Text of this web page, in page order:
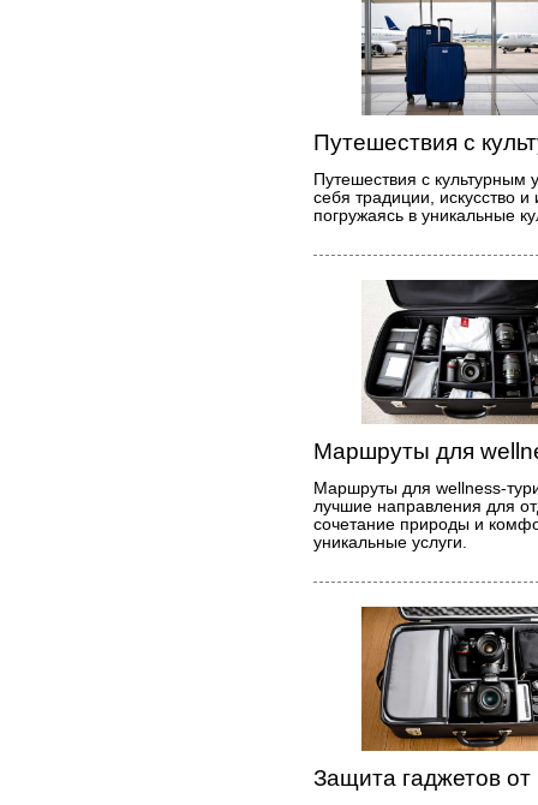
Путешествия с
Путешествия с культурным
себя традиции, искусство
погружаясь в уникальные
Маршруты для
Маршруты для wellness-
лучшие направления для
сочетание природы и
уникальные услуги.
Защита гаджетов